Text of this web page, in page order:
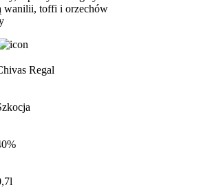
wanilii, toffi i orzechów
Regal